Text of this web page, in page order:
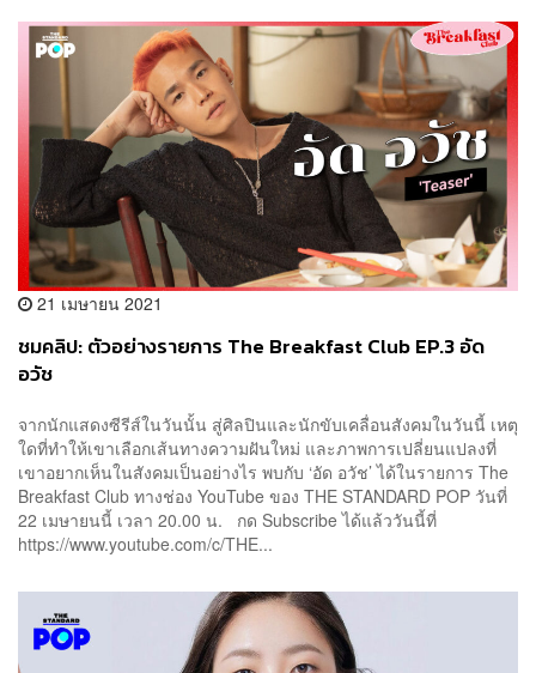
21 เมษายน 2021
ชมคลิป: ตัวอย่างรายการ The Breakfast Club EP.3 อัด
อวัช
จากนักแสดงซีรีส์ในวันนั้น สู่ศิลปินและนักขับเคลื่อนสังคมในวันนี้ เหตุ
ใดที่ทำให้เขาเลือกเส้นทางความฝันใหม่ และภาพการเปลี่ยนแปลงที่
เขาอยากเห็นในสังคมเป็นอย่างไร พบกับ ‘อัด อวัช’ ได้ในรายการ The
Breakfast Club ทางช่อง YouTube ของ THE STANDARD POP วันที่
22 เมษายนนี้ เวลา 20.00 น. กด Subscribe ได้แล้ววันนี้ที่
https://www.youtube.com/c/THE...